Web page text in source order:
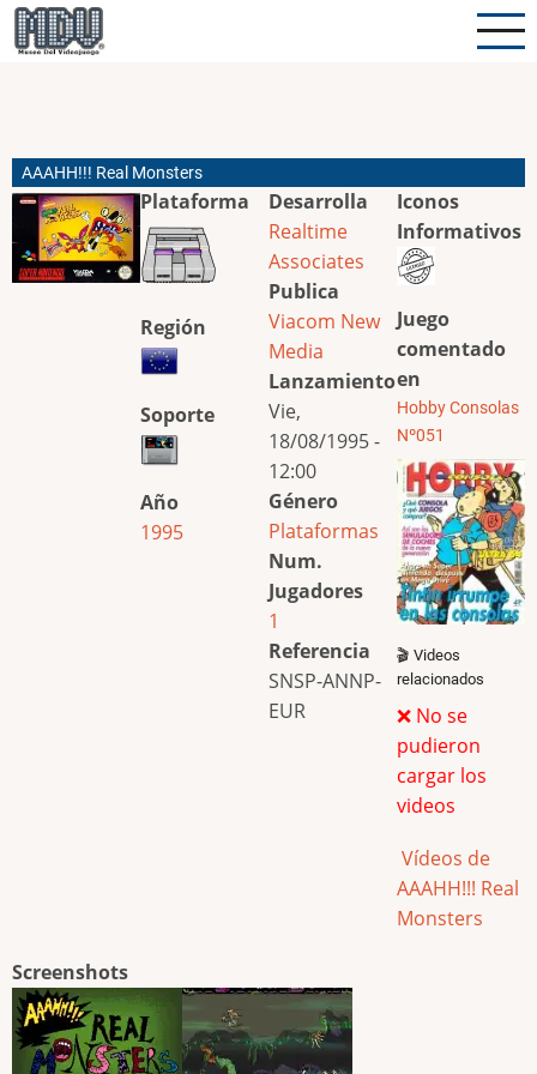
Pasar
al
AAAHH!!! Real Monsters
Plataforma
Región
Soporte
Año
1995
Desarrolla
Realtime
Associates
Publica
Viacom New
Media
Lanzamiento
Vie,
18/08/1995 -
12:00
Género
Plataformas
Num.
Jugadores
1
Referencia
SNSP-ANNP-
EUR
Iconos
Informativos
Juego
comentado
en
Hobby Consolas
Nº051
🎬 Videos
relacionados
❌ No se
pudieron
cargar los
videos
Vídeos de
AAAHH!!! Real
Monsters
Screenshots